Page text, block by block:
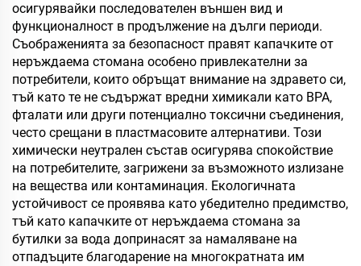
осигурявайки последователен външен вид и
функционалност в продължение на дълги периоди.
Съображенията за безопасност правят капачките от
неръждаема стомана особено привлекателни за
потребители, които обръщат внимание на здравето си,
тъй като те не съдържат вредни химикали като BPA,
фталати или други потенциално токсични съединения,
често срещани в пластмасовите алтернативи. Този
химически неутрален състав осигурява спокойствие
на потребителите, загрижени за възможното излизане
на вещества или контаминация. Екологичната
устойчивост се проявява като убедително предимство,
тъй като капачките от неръждаема стомана за
бутилки за вода допринасят за намаляване на
отпадъците благодарение на многократната им